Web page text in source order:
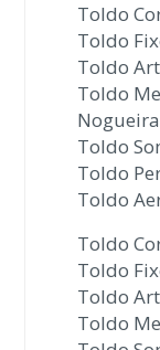
Toldo
Toldo
Toldo
Toldo
Nogueira
Toldo
Toldo
Toldo
Toldo
Toldo
Toldo
Toldo